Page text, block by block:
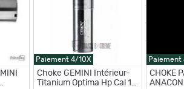
Paiement 4/10X
Choke GEMINI Intérieur-
Titanium Optima Hp Cal 12
Paiement
CHOKE